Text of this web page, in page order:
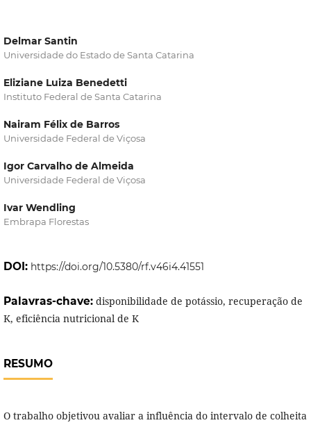
Delmar Santin
Universidade do Estado de Santa Catarina
Eliziane Luiza Benedetti
Instituto Federal de Santa Catarina
Nairam Félix de Barros
Universidade Federal de Viçosa
Igor Carvalho de Almeida
Universidade Federal de Viçosa
Ivar Wendling
Embrapa Florestas
DOI: https://doi.org/10.5380/rf.v46i4.41551
Palavras-chave: disponibilidade de potássio, recuperação de
K, eficiência nutricional de K
RESUMO
O trabalho objetivou avaliar a influência do intervalo de colheita